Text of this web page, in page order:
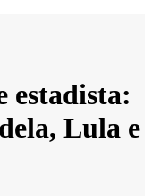
estadista:
Lula e